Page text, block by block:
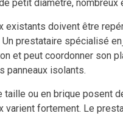
petit diamètre, nombreux
existants doivent être
Un prestataire spécialisé en
et peut coordonner son
panneaux isolants.
taille ou en brique posent
fortement. Le